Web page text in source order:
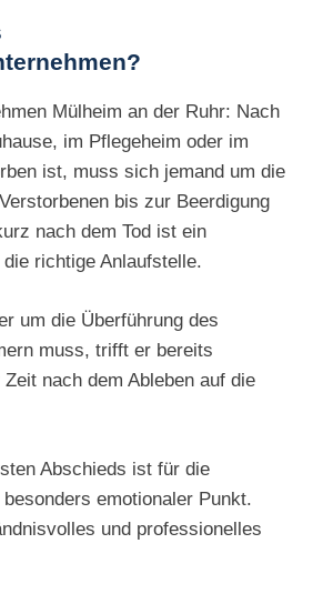
Mülheim an der Ruhr: Nach
im Pflegeheim oder im
ist, muss sich jemand um die
bis zur Beerdigung
nach dem Tod ist ein
richtige Anlaufstelle.
um die Überführung des
muss, trifft er bereits
nach dem Ableben auf die
Abschieds ist für die
emotionaler Punkt.
und professionelles